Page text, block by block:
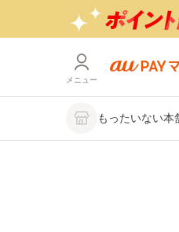
メニュー
もったいない本